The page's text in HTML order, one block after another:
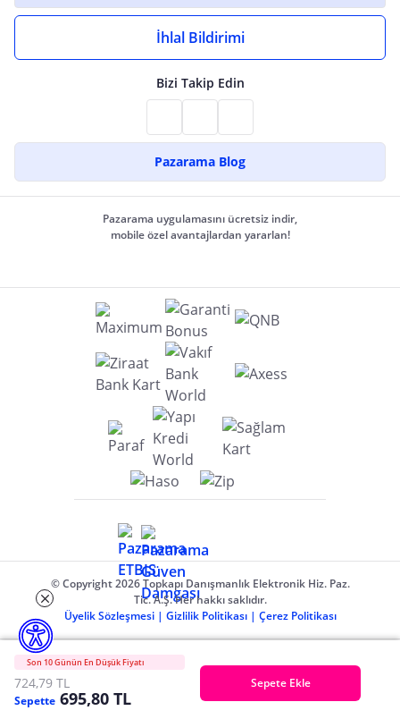
Son 10 Günün En Düşük Fiyatı
724,79 TL
Sepette 695,80 TL
Sepete Ekle
İhlal Bildirimi
Bizi Takip Edin
Pazarama Blog
Pazarama uygulamasını ücretsiz indir,
mobile özel avantajlardan yararlan!
© Copyright 2026 Topkapı Danışmanlık Elektronik Hiz. Paz.
Tic. A.Ş. Her hakkı saklıdır.
Üyelik Sözleşmesi | Gizlilik Politikası | Çerez Politikası